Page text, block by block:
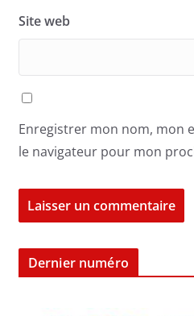
Site web
Enregistrer mon nom, mon
le navigateur pour mon
Dernier numéro